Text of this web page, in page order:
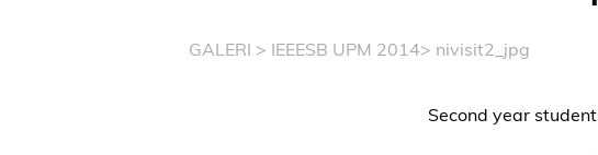
GALERI > IEEESB UPM 2014> nivisit2_jpg
Second year